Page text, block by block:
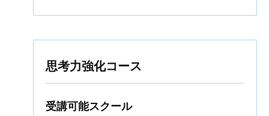
思考力強化コース
受講可能スクール